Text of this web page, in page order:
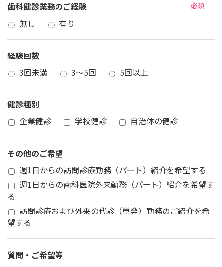
歯科健診業務のご経験 必須
無し 有り
経験回数
3回未満
3～5回 5回以上
健診種別
企業健診
学校健診 自治体の健診
その他のご希望
週1日からの訪問診療勤務（パート）紹介を希望する
週1日からの歯科医院外来勤務（パート）紹介を希望す
る
訪問診療および外来の代診（単発）勤務のご紹介を希
望する
質問・ご希望等